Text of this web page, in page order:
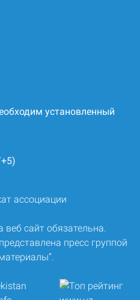
установленный
ассоциации
веб сайт обязательна.
пресс группой